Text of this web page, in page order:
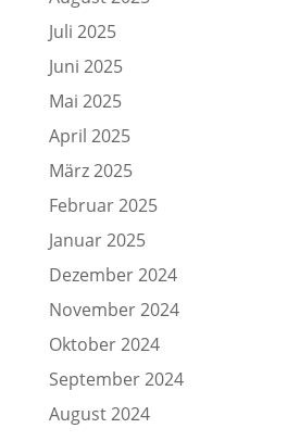
Juli 2025
Juni 2025
Mai 2025
April 2025
März 2025
Februar 2025
Januar 2025
Dezember 2024
November 2024
Oktober 2024
September 2024
August 2024